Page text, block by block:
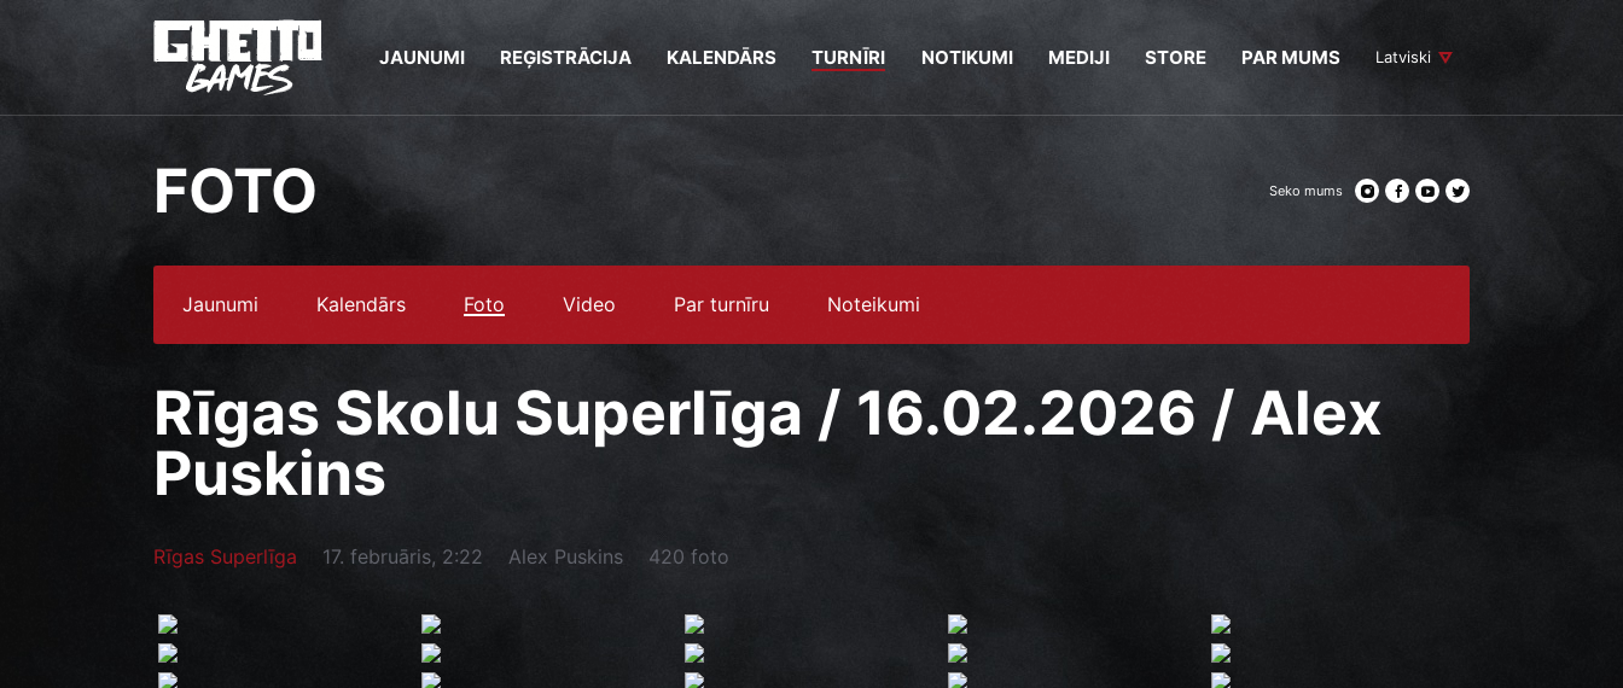
JAUNUMI REĢISTRĀCIJA KALENDĀRS TURNĪRI NOTIKUMI MEDIJI STORE PAR MUMS Latviski
FOTO Seko mums
Jaunumi Kalendārs Foto Video Par turnīru Noteikumi
Rīgas Skolu Superlīga / 16.02.2026 / Alex
Puskins
Rīgas Superlīga 17. februāris, 2:22 Alex Puskins 420 foto